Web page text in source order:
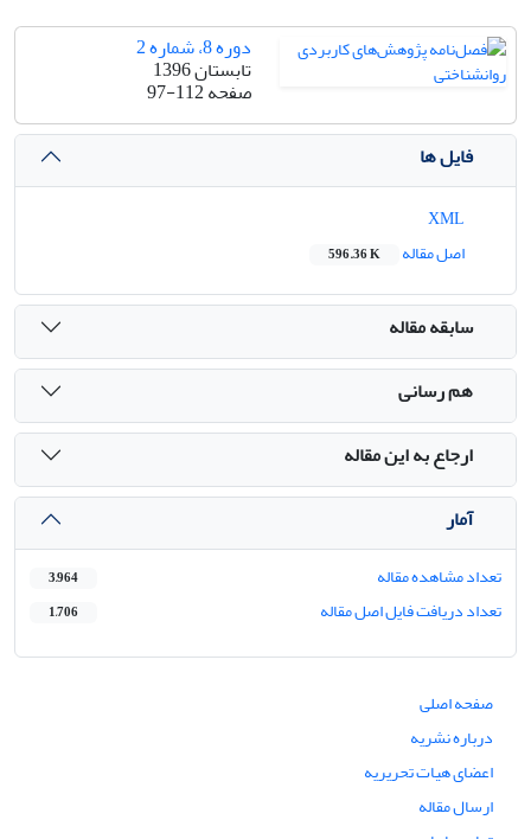
دوره 8، شماره 2
تابستان 1396
صفحه97-112
فایل ها
اصل مقاله
596.36 K
سابقه مقاله
هم رسانی
ارجاع به این مقاله
آمار
تعداد مشاهده مقاله 3,964
تعداد دریافت فایل اصل مقاله 1,706
صفحه اصلی
درباره نشریه
اعضای هیات تحریریه
ارسال مقاله